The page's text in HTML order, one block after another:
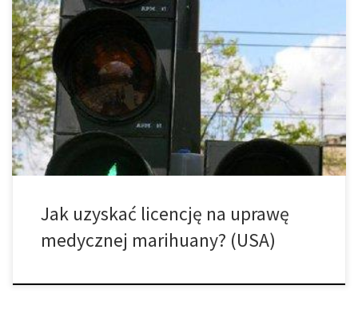
Istnieje coraz większa liczba legalnych plantatorów marihuany we
wszystkich krajach na całym świecie i z pewnością jest to dobra
rzecz! A to dlatego, że marihuana jest lepszą alternatywą dla
produktów farmaceutycznych, a zażywanie jej niesie ze sobą
wiele korzyści. W każdym razie, jeśli chcesz uprawiać marihuanę
legalnie, a nie chcesz […]
Jak uzyskać licencję na uprawę
medycznej marihuany? (USA)